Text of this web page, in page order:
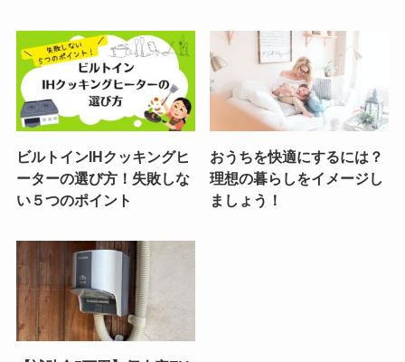
ビルトインIHクッキングヒ
ーターの選び方！失敗しな
い５つのポイント
おうちを快適にするには？
理想の暮らしをイメージし
ましょう！